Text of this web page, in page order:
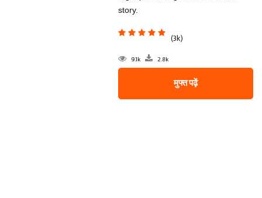
story.
(3k)
9.1k 2.8k
मुफ्त पढ़ें